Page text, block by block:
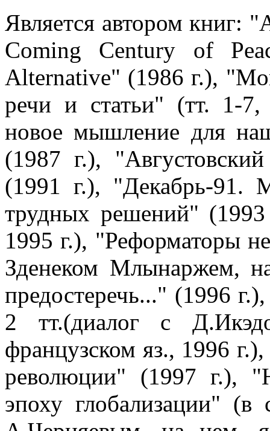
Является автором книг:
Coming Century of
Alternative" (1986 г.),
речи и статьи" (тт. 1-7,
новое мышление для
(1987 г.),
(1991 г.), "Декабрь-91.
трудных решений"
1995 г.), "Реформаторы
Зденеком Млынаржем,
предостеречь..." (1996
2 тт.(диалог с
французском яз., 1996
революции" (1997 г.),
эпоху глобализации" (в